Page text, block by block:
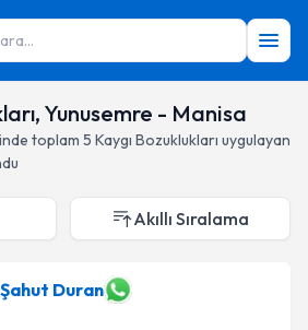
Yunusemre - Manisa
toplam 5 Kaygı Bozuklukları uygulayan
Akıllı Sıralama
Duran